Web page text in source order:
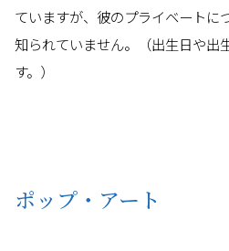
ていますが、彼のプライベートに
知られていません。（出生日や出
す。）
ポップ・アート